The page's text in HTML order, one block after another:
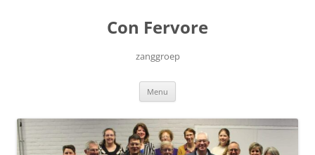
Con Fervore
zanggroep
Menu